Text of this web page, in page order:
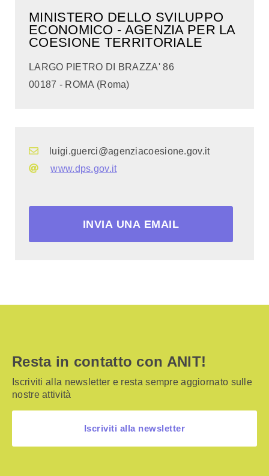
MINISTERO DELLO SVILUPPO
ECONOMICO - AGENZIA PER LA
COESIONE TERRITORIALE
LARGO PIETRO DI BRAZZA' 86
00187 - ROMA (Roma)
luigi.guerci@agenziacoesione.gov.it
www.dps.gov.it
INVIA UNA EMAIL
Resta in contatto con ANIT!
Iscriviti alla newsletter e resta sempre aggiornato sulle
nostre attività
Iscriviti alla newsletter